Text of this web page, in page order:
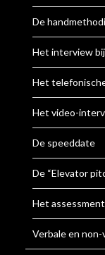
De
Het interview
Het
Het video-
De speeddate
De “Elevator
Het assessment
Verbale en